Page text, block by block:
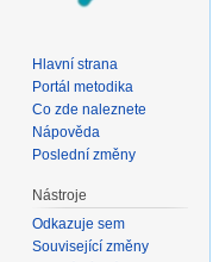
Hlavní strana
Portál metodika
Co zde naleznete
Nápověda
Poslední změny
Nástroje
Odkazuje sem
Související změny